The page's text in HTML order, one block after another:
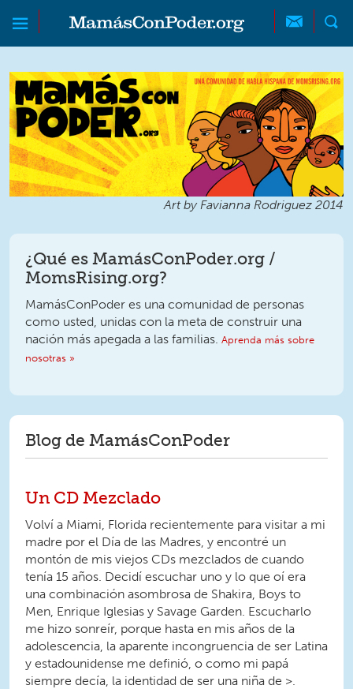
Skip to main content
Skip to main content
MamásConPoder
Art by Favianna Rodriguez 2014
¿Qué es MamásConPoder.org /
MomsRising.org?
MamásConPoder es una comunidad de personas
como usted, unidas con la meta de construir una
nación más apegada a las familias. Aprenda más sobre
nosotras »
Blog de MamásConPoder
Un CD Mezclado
Volví a Miami, Florida recientemente para visitar a mi
madre por el Día de las Madres, y encontré un
montón de mis viejos CDs mezclados de cuando
tenía 15 años. Decidí escuchar uno y lo que oí era
una combinación asombrosa de Shakira, Boys to
Men, Enrique Iglesias y Savage Garden. Escucharlo
me hizo sonreír, porque hasta en mis años de la
adolescencia, la aparente incongruencia de ser Latina
y estadounidense me definió, o como mi papá
siempre decía, la identidad de ser una niña de >.